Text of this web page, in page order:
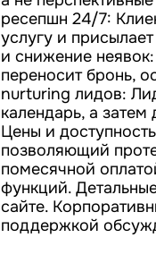
ресепшн 24/7:
услугу и
и снижение
переносит бронь,
nurturing лидов:
календарь, а затем
Цены и
позволяющий
помесячной
функций.
сайте.
поддержкой